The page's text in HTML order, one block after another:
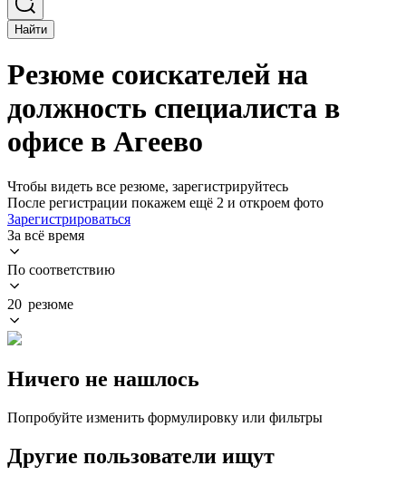
Найти
Резюме соискателей на
должность специалиста в
офисе в Агеево
Чтобы видеть все резюме, зарегистрируйтесь
После регистрации покажем ещё 2 и откроем фото
Зарегистрироваться
За всё время
По соответствию
20 резюме
Ничего не нашлось
Попробуйте изменить формулировку или фильтры
Другие пользователи ищут